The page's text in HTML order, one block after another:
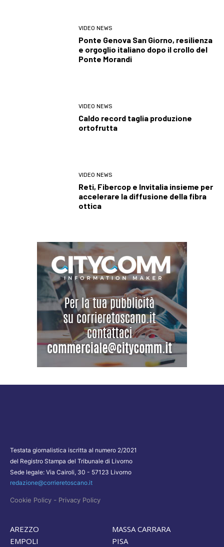
VIDEO NEWS
Ponte Genova San Giorno, resilienza
e orgoglio italiano dopo il crollo del
Ponte Morandi
VIDEO NEWS
Caldo record taglia produzione
ortofrutta
VIDEO NEWS
Reti, Fibercop e Invitalia insieme per
accelerare la diffusione della fibra
ottica
Testata giornalistica iscritta al numero 2/2021
del Registro Stampa del Tribunale di Livorno
Sede legale: Via Cairoli, 30 - 57123 Livorno
redazione@corrieretoscano.it
Cookie Policy - Privacy Policy
AREZZO
EMPOLI
MASSA CARRARA
PISA